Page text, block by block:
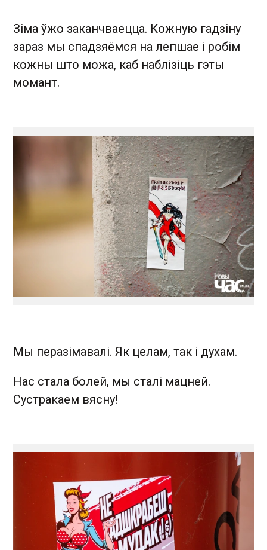
Зіма ўжо заканчваецца. Кожную гадзіну
зараз мы спадзяёмся на лепшае і робім
кожны што можа, каб наблізіць гэты
момант.
Мы перазімавалі. Як целам, так і духам.
Нас стала болей, мы сталі мацней.
Сустракаем вясну!